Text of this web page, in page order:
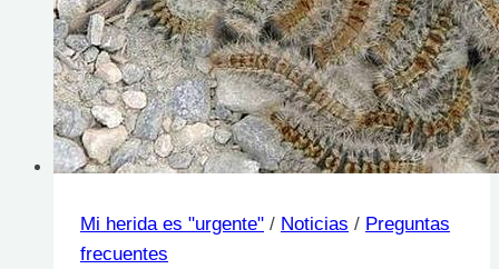
Mi herida es "urgente" / Noticias / Preguntas
frecuentes